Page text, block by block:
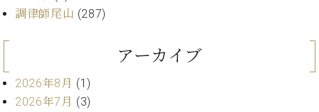
ラ
ア
ノ
室
ピ
コ
ン
調律師尾山 (287)
アーカイブ
2026年8月 (1)
2026年7月 (3)